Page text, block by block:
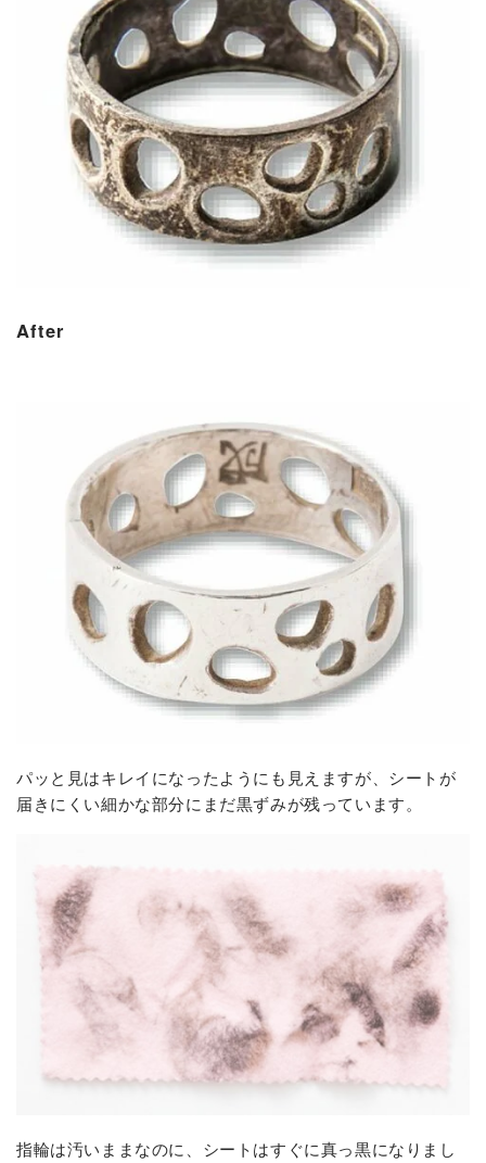
After
パッと見はキレイになったようにも見えますが、シートが
届きにくい細かな部分にまだ黒ずみが残っています。
指輪は汚いままなのに、シートはすぐに真っ黒になりまし